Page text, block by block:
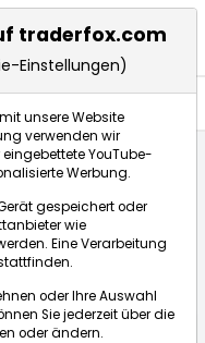
für Microsoft ...
DPA-AFX COMPACT
traderfox.com
Einstellungen)
unsere Website
verwenden wir
YouTube-
Werbung.
gespeichert oder
wie
Eine Verarbeitung
oder Ihre Auswahl
Sie jederzeit über die
oder ändern.